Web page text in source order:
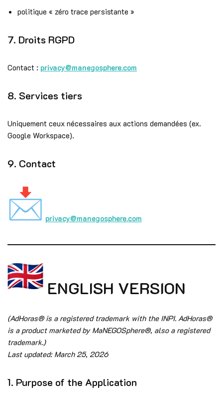
politique « zéro trace persistante »
7. Droits RGPD
Contact : privacy@manegosphere.com
8. Services tiers
Uniquement ceux nécessaires aux actions demandées (ex.
Google Workspace).
9. Contact
privacy@manegosphere.com
ENGLISH VERSION
(AdHoras® is a registered trademark with the INPI. AdHoras®
is a product marketed by MaNEGOSphere®, also a registered
trademark.)
Last updated: March 25, 2026
1. Purpose of the Application